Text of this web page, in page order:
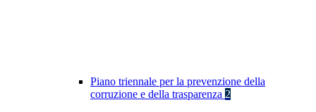
Piano triennale per la prevenzione della
corruzione e della trasparenza 2